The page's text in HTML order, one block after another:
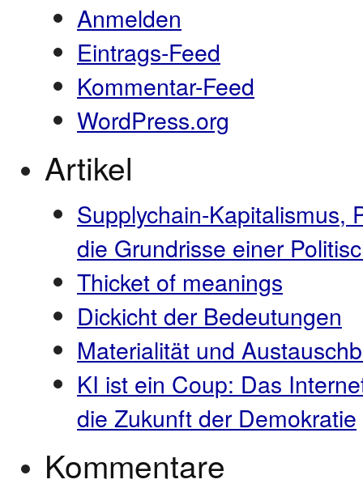
Anmelden
Eintrags-Feed
Kommentar-Feed
WordPress.org
Artikel
Supplychain-Kapitalismus,
die Grundrisse einer
Thicket of meanings
Dickicht der Bedeutungen
Materialität und
KI ist ein Coup: Das
die Zukunft der Demokratie
Kommentare